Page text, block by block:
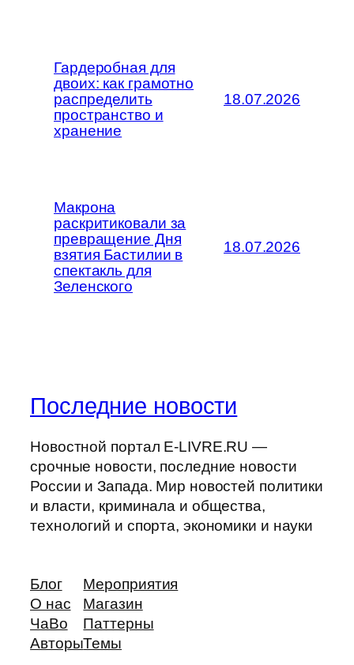
Гардеробная для
двоих: как грамотно
распределить
пространство и
хранение
18.07.2026
Макрона
раскритиковали за
превращение Дня
взятия Бастилии в
спектакль для
Зеленского
18.07.2026
Последние новости
Новостной портал E-LIVRE.RU —
срочные новости, последние новости
России и Запада. Мир новостей политики
и власти, криминала и общества,
технологий и спорта, экономики и науки
Блог
О нас
ЧаВо
Авторы
Мероприятия
Магазин
Паттерны
Темы